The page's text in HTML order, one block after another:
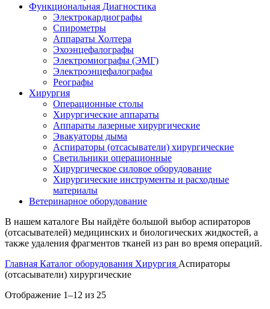
Функциональная Диагностика
Электрокардиографы
Спирометры
Аппараты Холтера
Эхоэнцефалографы
Электромиографы (ЭМГ)
Электроэнцефалографы
Реографы
Хирургия
Операционные столы
Хирургические аппараты
Аппараты лазерные хирургические
Эвакуаторы дыма
Аспираторы (отсасыватели) хирургические
Светильники операционные
Хирургическое силовое оборудование
Хирургические инструменты и расходные
материалы
Ветеринарное оборудование
В нашем каталоге Вы найдёте большой выбор аспираторов
(отсасывателей) медицинских и биологических жидкостей, а
также удаления фрагментов тканей из ран во время операций.
Главная Каталог оборудования Хирургия Аспираторы
(отсасыватели) хирургические
Отображение 1–12 из 25